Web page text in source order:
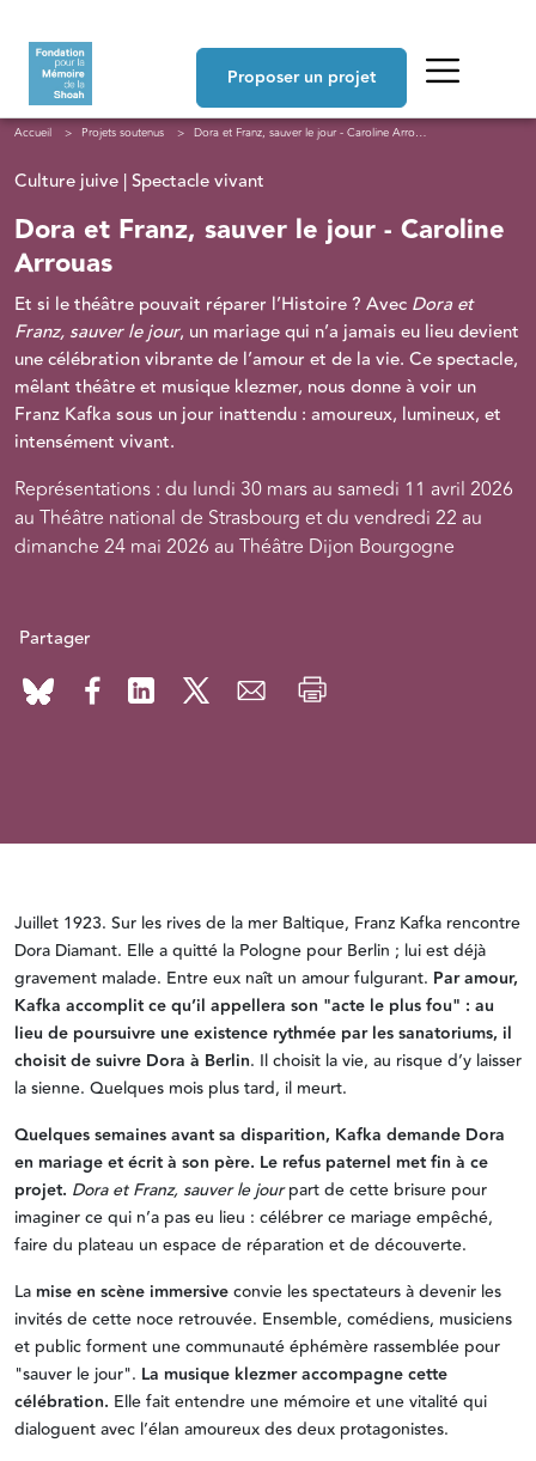
Proposer un projet
Fil d'Ariane
Accueil Projets soutenus Dora et Franz, sauver le jour - Caroline Arrouas
Culture juive | Spectacle vivant
Dora et Franz, sauver le jour - Caroline
Arrouas
Et si le théâtre pouvait réparer l’Histoire ? Avec Dora et
Franz, sauver le jour, un mariage qui n’a jamais eu lieu devient
une célébration vibrante de l’amour et de la vie. Ce spectacle,
mêlant théâtre et musique klezmer, nous donne à voir un
Franz Kafka sous un jour inattendu : amoureux, lumineux, et
intensément vivant.
Représentations : du lundi 30 mars au samedi 11 avril 2026
au Théâtre national de Strasbourg et du vendredi 22 au
dimanche 24 mai 2026 au Théâtre Dijon Bourgogne
Partager
Juillet 1923. Sur les rives de la mer Baltique, Franz Kafka rencontre
Dora Diamant. Elle a quitté la Pologne pour Berlin ; lui est déjà
gravement malade. Entre eux naît un amour fulgurant. Par amour,
Kafka accomplit ce qu’il appellera son "acte le plus fou" : au
lieu de poursuivre une existence rythmée par les sanatoriums, il
choisit de suivre Dora à Berlin. Il choisit la vie, au risque d’y laisser
la sienne. Quelques mois plus tard, il meurt.
Quelques semaines avant sa disparition, Kafka demande Dora
en mariage et écrit à son père. Le refus paternel met fin à ce
projet. Dora et Franz, sauver le jourpart de cette brisure pour
imaginer ce qui n’a pas eu lieu : célébrer ce mariage empêché,
faire du plateau un espace de réparation et de découverte.
Lamise en scène immersiveconvie les spectateurs à devenir les
invités de cette noce retrouvée. Ensemble, comédiens, musiciens
et public forment une communauté éphémère rassemblée pour
"sauver le jour". La musique klezmer accompagne cette
célébration. Elle fait entendre une mémoire et une vitalité qui
dialoguent avec l’élan amoureux des deux protagonistes.